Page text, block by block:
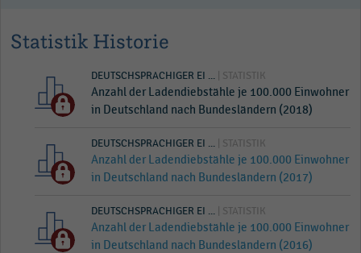
Statistik Historie
DEUTSCHSPRACHIGER EI ... | STATISTIK
Anzahl der Ladendiebstähle je 100.000 Einwohner
in Deutschland nach Bundesländern (2018)
DEUTSCHSPRACHIGER EI ... | STATISTIK
Anzahl der Ladendiebstähle je 100.000 Einwohner
in Deutschland nach Bundesländern (2017)
DEUTSCHSPRACHIGER EI ... | STATISTIK
Anzahl der Ladendiebstähle je 100.000 Einwohner
in Deutschland nach Bundesländern (2016)